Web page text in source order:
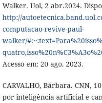
Walker. Uol, 2 abr.2024.
http://
computacao-revive-paul-
walker/
Acesso em: 20 ago. 2023.
CARVALHO, Bárbara. CNN,
por inteligência artificial e